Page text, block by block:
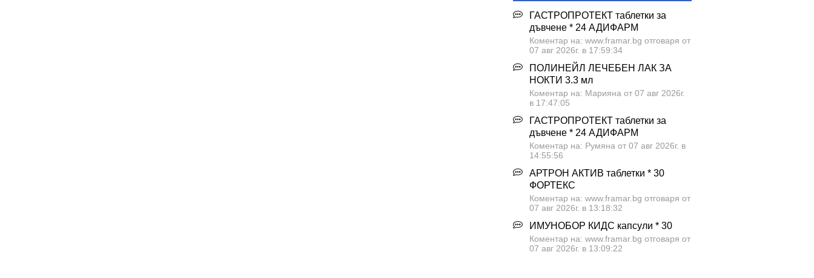
ГАСТРОПРОТЕКТ таблетки за
дъвчене * 24 АДИФАРМ
Коментар на: www.framar.bg отговаря от
07 авг 2026г. в 17:59:34
ПОЛИНЕЙЛ ЛЕЧЕБЕН ЛАК ЗА
НОКТИ 3.3 мл
Коментар на: Марияна от 07 авг 2026г.
в 17:47:05
ГАСТРОПРОТЕКТ таблетки за
дъвчене * 24 АДИФАРМ
Коментар на: Румяна от 07 авг 2026г. в
14:55:56
АРТРОН АКТИВ таблетки * 30
ФОРТЕКС
Коментар на: www.framar.bg отговаря от
07 авг 2026г. в 13:18:32
ИМУНОБОР КИДС капсули * 30
Коментар на: www.framar.bg отговаря от
07 авг 2026г. в 13:09:22